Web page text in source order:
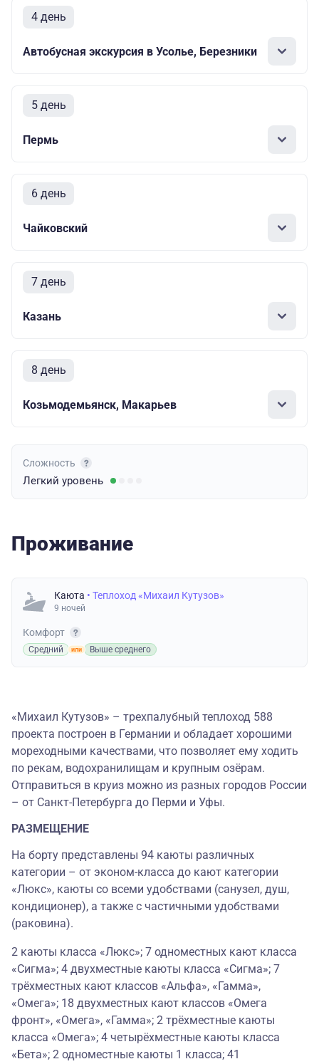
4 день
Автобусная экскурсия в Усолье, Березники
5 день
Пермь
6 день
Чайковский
7 день
Казань
8 день
Козьмодемьянск, Макарьев
Сложность
Легкий уровень
Проживание
Каюта • Теплоход «Михаил Кутузов»
9 ночей
Комфорт
Средний Выше среднего
«Михаил Кутузов» – трехпалубный теплоход 588
проекта построен в Германии и обладает хорошими
мореходными качествами, что позволяет ему ходить
по рекам, водохранилищам и крупным озёрам.
Отправиться в круиз можно из разных городов России
– от Санкт-Петербурга до Перми и Уфы.
РАЗМЕЩЕНИЕ
На борту представлены 94 каюты различных
категории – от эконом-класса до кают категории
«Люкс», каюты со всеми удобствами (санузел, душ,
кондиционер), а также с частичными удобствами
(раковина).
2 каюты класса «Люкс»; 7 одноместных кают класса
«Сигма»; 4 двухместные каюты класса «Сигма»; 7
трёхместных кают классов «Альфа», «Гамма»,
«Омега»; 18 двухместных кают классов «Омега
фронт», «Омега», «Гамма»; 2 трёхместные каюты
класса «Омега»; 4 четырёхместные каюты класса
«Бета»; 2 одноместные каюты 1 класса; 41